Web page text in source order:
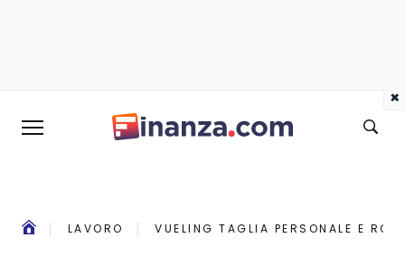
LAVORO VUELING TAGLIA PERSONALE E
×